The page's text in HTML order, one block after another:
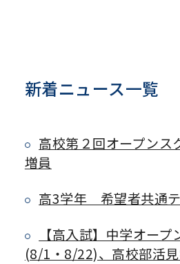
新着ニュース一覧
高校第２回オープンス
増員
高3学年 希望者共通
【高入試】中学オー
(8/1・8/22)、高校部活